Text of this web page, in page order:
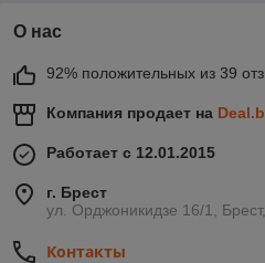
О нас
92% положительных из 39
Компания продает на
Работает с 12.01.2015
г. Брест
ул. Орджоникидзе 16/1,
Контакты